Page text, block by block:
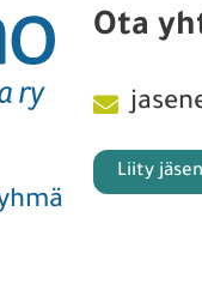
Ota
Liity